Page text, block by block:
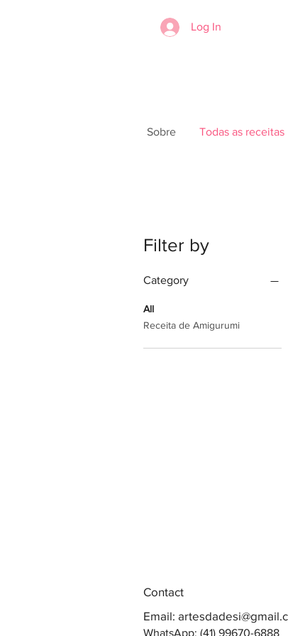
Log In
Sobre Todas as receitas
Filter by
Category
All
Receita de Amigurumi
Contact
Email:
WhatsApp: (41) 99670-6888